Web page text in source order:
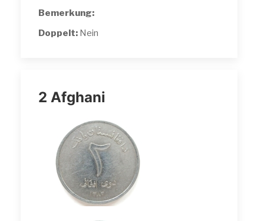
Bemerkung:
Doppelt: Nein
2 Afghani